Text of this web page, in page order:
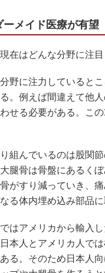
ーメイド医療が有望
在はどんな分野に注目
野に注力していると
。例えば間違えて他
せる必要がある。こ
組んでいるのは股関
腿骨は骨盤にあるく
がすり減っていき、
る体内埋め込み部品に
はアメリカから輸入し
本人とアメリカ人で
る。そのため日本人